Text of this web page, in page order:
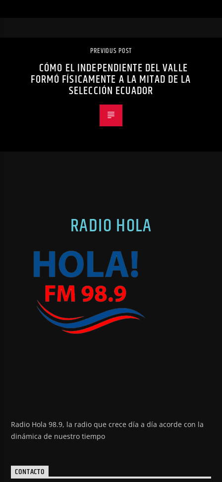
PREVIOUS POST
CÓMO EL INDEPENDIENTE DEL VALLE
FORMÓ FÍSICAMENTE A LA MITAD DE LA
SELECCIÓN ECUADOR
RADIO HOLA
Radio Hola 98.9, la radio que crece día a día acorde con la
dinámica de nuestro tiempo
CONTACTO